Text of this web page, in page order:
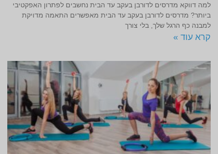
למה דווקא מדרסים לדורבן בעקב עד הבית נחשבים לפתרון האפקטיבי
ביותר? מדרסים לדורבן בעקב עד הבית מאפשרים התאמה מדויקת
למבנה כף הרגל שלך, בלי צורך
קרא עוד »